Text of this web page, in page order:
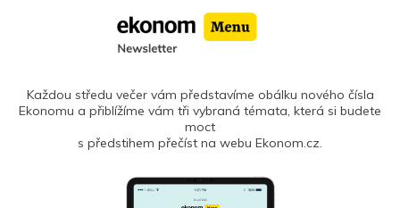
Každou středu večer vám představíme obálku nového čísla
Ekonomu a přiblížíme vám tři vybraná témata, která si budete
moct
s předstihem přečíst na webu Ekonom.cz.